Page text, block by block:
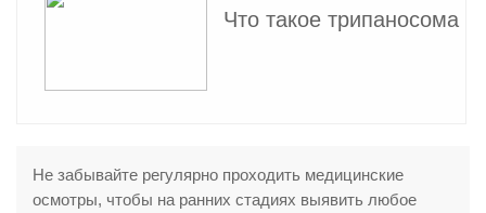
Что такое трипаносома
Не забывайте регулярно проходить медицинские
осмотры, чтобы на ранних стадиях выявить любое